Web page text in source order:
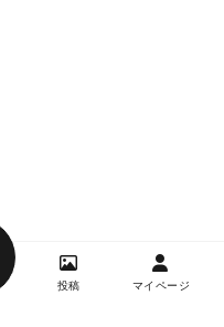
投稿 マイページ